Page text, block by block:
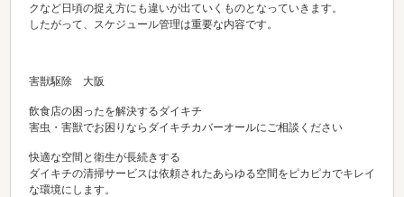
クなど日頃の捉え方にも違いが出ていくものとなっていきます。
したがって、スケジュール管理は重要な内容です。
害獣駆除 大阪
飲食店の困ったを解決するダイキチ
害虫・害獣でお困りならダイキチカバーオールにご相談ください
快適な空間と衛生が長続きする
ダイキチの清掃サービスは依頼されたあらゆる空間をピカピカでキレイ
な環境にします。